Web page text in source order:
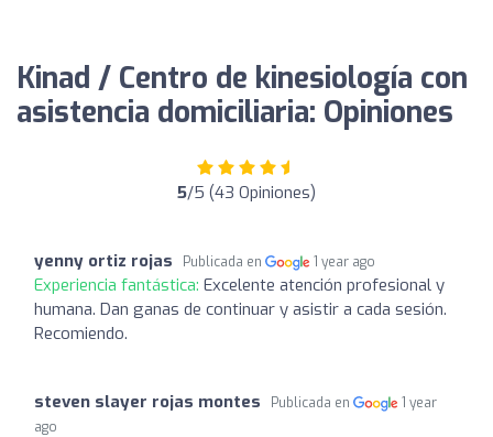
Kinad / Centro de kinesiología con
asistencia domiciliaria: Opiniones
5/5 (43 Opiniones)
yenny ortiz rojas Publicada en 1 year ago
Experiencia fantástica: Excelente atención profesional y
humana. Dan ganas de continuar y asistir a cada sesión.
Recomiendo.
steven slayer rojas montes Publicada en
1 year
ago